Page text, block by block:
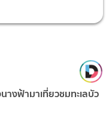
างฟ้ามาเที่ยวชมทะเลบัว